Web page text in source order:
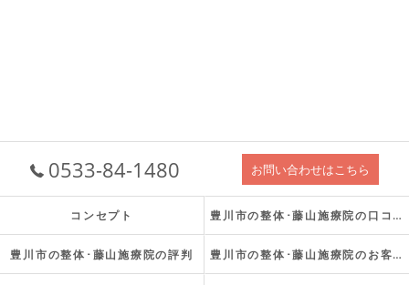
0533-84-1480 お問い合わせはこちら
コンセプト 豊川市の整体･藤山施療院の口コミ情報
豊川市の整体･藤山施療院の評判 豊川市の整体･藤山施療院のお客様の声